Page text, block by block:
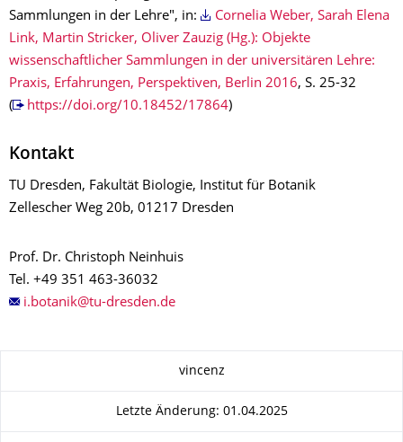
Sammlungen in der Lehre", in:
Cornelia Weber, Sarah Elena
Link, Martin Stricker, Oliver Zauzig (Hg.): Objekte
wissenschaftlicher Sammlungen in der universitären Lehre:
Praxis, Erfahrungen, Perspektiven, Berlin 2016, S. 25-32
(
https://doi.org/10.18452/17864)
Kontakt
TU Dresden, Fakultät Biologie, Institut für Botanik
Zellescher Weg 20b, 01217 Dresden
Prof. Dr. Christoph Neinhuis
Tel. +49 351 463-36032
vincenz
Letzte Änderung: 01.04.2025